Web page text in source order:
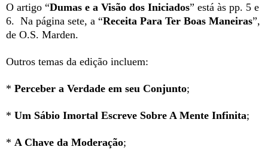
O artigo “Dumas e a Visão dos Iniciados” está às pp. 5 e
6. Na página sete, a “Receita Para Ter Boas Maneiras”,
de O.S. Marden.
Outros temas da edição incluem:
* Perceber a Verdade em seu Conjunto;
* Um Sábio Imortal Escreve Sobre A Mente Infinita;
* A Chave da Moderação;